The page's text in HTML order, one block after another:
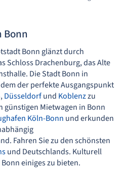
Bonn
Bonn glänzt durch
Schloss Drachenburg, das Alte
Die Stadt Bonn in
der perfekte Ausgangspunkt
,Düsseldorfund Koblenzzu
günstigen Mietwagen in Bonn
Köln-Bonn und erkunden
Fahren Sie zu den schönsten
und Deutschlands. Kulturell
einiges zu bieten.